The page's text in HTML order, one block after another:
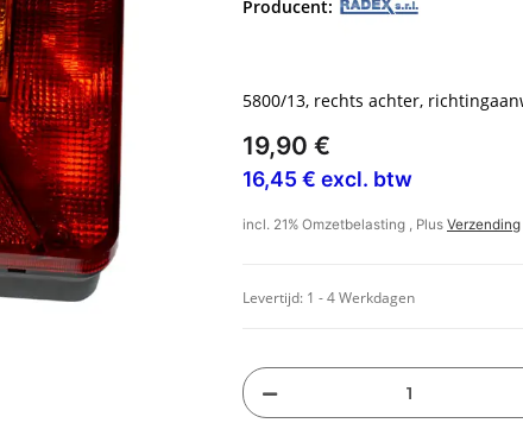
Producent:
5800/13, rechts achter,
19,90 €
16,45 € excl. btw
incl. 21% Omzetbelasting , Plus Verzending
Levertijd: 1 - 4 Werkdagen